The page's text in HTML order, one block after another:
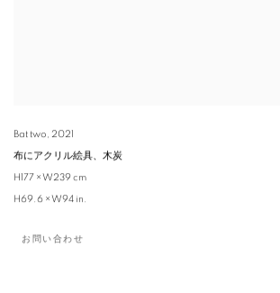
Bat two, 2021
布にアクリル絵具、木炭
H177 × W239 cm
H69.6 × W94 in.
お問い合わせ